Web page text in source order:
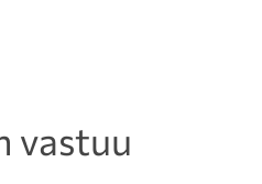
vastuu